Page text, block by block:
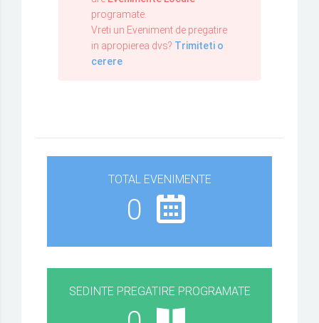
programate.
Vreti un Eveniment de pregatire
in apropierea dvs? Trimiteti o
cerere
TOTAL EVENIMENTE
0
SEDINTE PREGATIRE PROGRAMATE